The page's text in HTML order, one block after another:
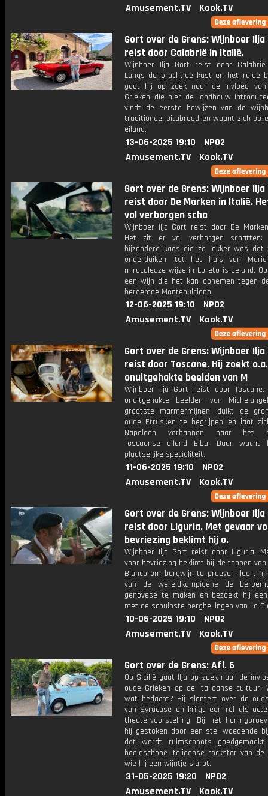
Amusement.TV
Kook.TV
Gort over de Grens: Wijnboer Ilja
reist door Calabrië in Italië.
Wijnboer Ilja Gort reist door
Langs de prachtige kust en het ruige
gaat hij op zoek naar de invloed
Grieken die hier de landbouw
vindt de eerste bewijzen van de
traditioneel pitabrood en waant zich op
eiland.
13-06-2025 19:10
NPO2
Amusement.TV
Kook.TV
Gort over de Grens: Wijnboer Ilja
reist door De Marken in Italië.
vol verborgen scha
Wijnboer Ilja Gort reist door De
Het zit er vol verborgen schatten:
bijzondere kaas die zo lekker was dat
onderduiken, tot het huis van
miraculeuze wijze in Loreto is beland.
een wijn die het kan opnemen tegen
beroemde Montepulciano.
12-06-2025 19:10
NPO2
Amusement.TV
Kook.TV
Gort over de Grens: Wijnboer Ilja
reist door Toscane. Hij zoekt o.a.
onuitgehakte beelden van M
Wijnboer Ilja Gort reist door
onuitgehakte beelden van
grootste marmermijnen, duikt de
oude Etrusken te begrijpen en laat
Napoleon verbannen naar het
Toscaanse eiland Elba. Daar wacht
plaatselijke specialiteit.
11-06-2025 19:10
NPO2
Amusement.TV
Kook.TV
Gort over de Grens: Wijnboer Ilja
reist door Liguria. Met gevaar
bevriezing beklimt hij o.
Wijnboer Ilja Gort reist door Liguria.
voor bevriezing beklimt hij de toppen
Bianco om bergwijn te proeven, leert
van de wereldkampioene de
genovese te maken en bezoekt hij
met de schuinste berghellingen van La
10-06-2025 19:10
NPO2
Amusement.TV
Kook.TV
Gort over de Grens: Afl. 6
Op Sicilië gaat Ilja op zoek naar de
oude Grieken op de Italiaanse cultuur.
wat bedacht? Hij slentert over de
van Syracuse en krijgt een rol als
theatervoorstelling. Bij het
hij gestoken door een stel woedende
dat wordt ruimschoots
beeldschone Italiaanse rockster van
wie hij een wijntje slurpt.
31-05-2025 19:20
NPO2
Amusement.TV
Kook.TV